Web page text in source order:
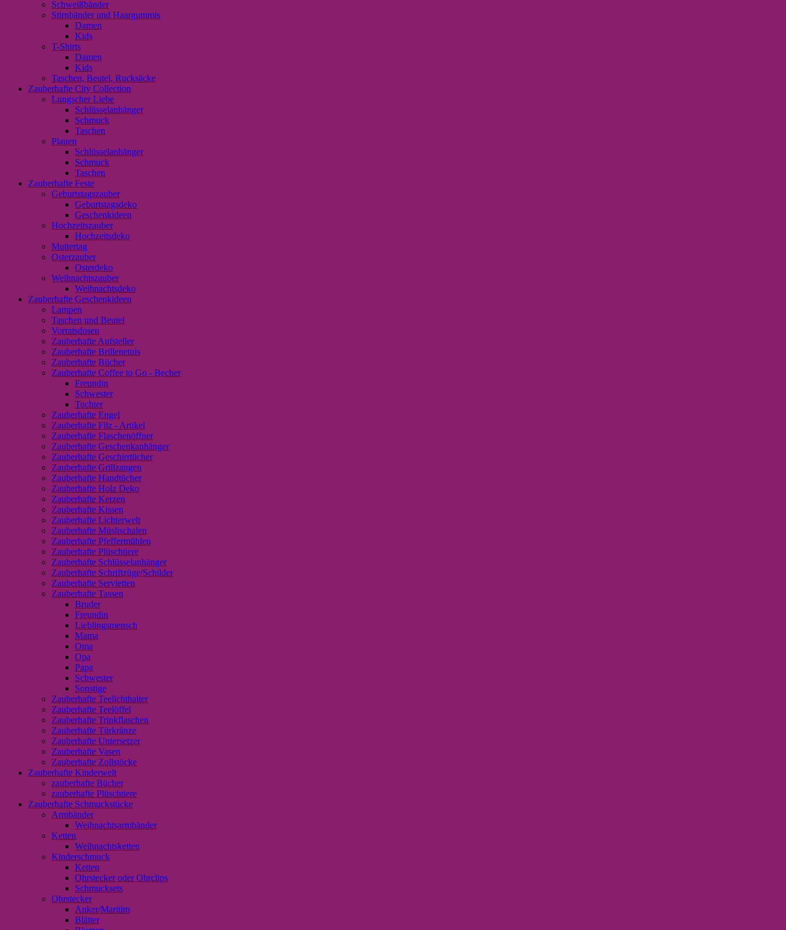
Schweißbänder
Stirnbänder und Haargummis
Damen
Kids
T-Shirts
Damen
Kids
Taschen, Beutel, Rucksäcke
Zauberhafte City Collection
Lungscher Liebe
Schlüsselanhänger
Schmuck
Taschen
Plauen
Schlüsselanhänger
Schmuck
Taschen
Zauberhafte Feste
Geburtstagszauber
Geburtstagsdeko
Geschenkideen
Hochzeitszauber
Hochzeitsdeko
Muttertag
Osterzauber
Osterdeko
Weihnachtszauber
Weihnachtsdeko
Zauberhafte Geschenkideen
Lampen
Taschen und Beutel
Vorratsdosen
Zauberhafte Aufsteller
Zauberhafte Brillenetuis
Zauberhafte Bücher
Zauberhafte Coffee to Go - Becher
Freundin
Schwester
Tochter
Zauberhafte Engel
Zauberhafte Filz - Artikel
Zauberhafte Flaschenöffner
Zauberhafte Geschenkanhänger
Zauberhafte Geschirrtücher
Zauberhafte Grillzangen
Zauberhafte Handtücher
Zauberhafte Holz Deko
Zauberhafte Kerzen
Zauberhafte Kissen
Zauberhafte Lichterwelt
Zauberhafte Müslischalen
Zauberhafte Pfeffermühlen
Zauberhafte Plüschtiere
Zauberhafte Schlüsselanhänger
Zauberhafte Schriftzüge/Schilder
Zauberhafte Servietten
Zauberhafte Tassen
Bruder
Freundin
Lieblingsmensch
Mama
Oma
Opa
Papa
Schwester
Sonstige
Zauberhafte Teelichthalter
Zauberhafte Teelöffel
Zauberhafte Trinkflaschen
Zauberhafte Türkränze
Zauberhafte Untersetzer
Zauberhafte Vasen
Zauberhafte Zollstöcke
Zauberhafte Kinderwelt
zauberhafte Bücher
zauberhafte Plüschtiere
Zauberhafte Schmuckstücke
Armbänder
Weihnachtsarmbänder
Ketten
Weihnachtsketten
Kinderschmuck
Ketten
Ohrstecker oder Ohrclips
Schmucksets
Ohrstecker
Anker/Maritim
Blätter